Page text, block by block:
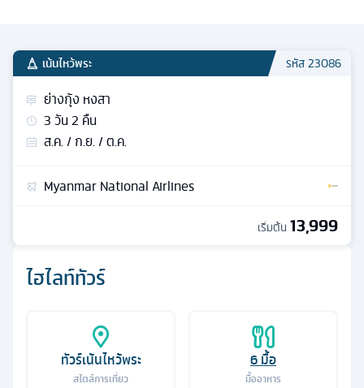
ไฮไลท์ทัวร์
ทัวร์เน้นไหว้พระ
สไตล์การเที่ยว
6มื้อ
มื้ออาหาร
เน้นไหว้พระ รหัส23086
ย่างกุ้ง หงสา
3วัน2 คืน
ส.ค. / ก.ย. / ต.ค.
Myanmar National Airlines
เริ่มต้น 13,999